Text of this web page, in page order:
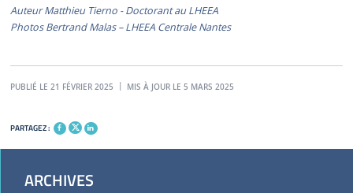
Auteur Matthieu Tierno - Doctorant au LHEEA
Photos Bertrand Malas – LHEEA Centrale Nantes
PUBLIÉ LE 21 FÉVRIER 2025 MIS À JOUR LE 5 MARS 2025
PARTAGEZ :
ARCHIVES